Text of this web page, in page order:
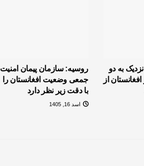
به دو
از
روسیه: سازمان پیمان امنیت
جمعی وضعیت افغانستان را
با دقت زیر نظر دارد
اسد 16, 1405